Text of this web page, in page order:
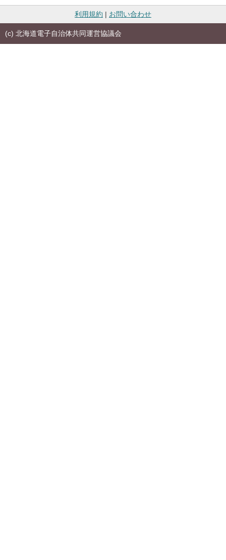
利用規約 | お問い合わせ
(c) 北海道電子自治体共同運営協議会